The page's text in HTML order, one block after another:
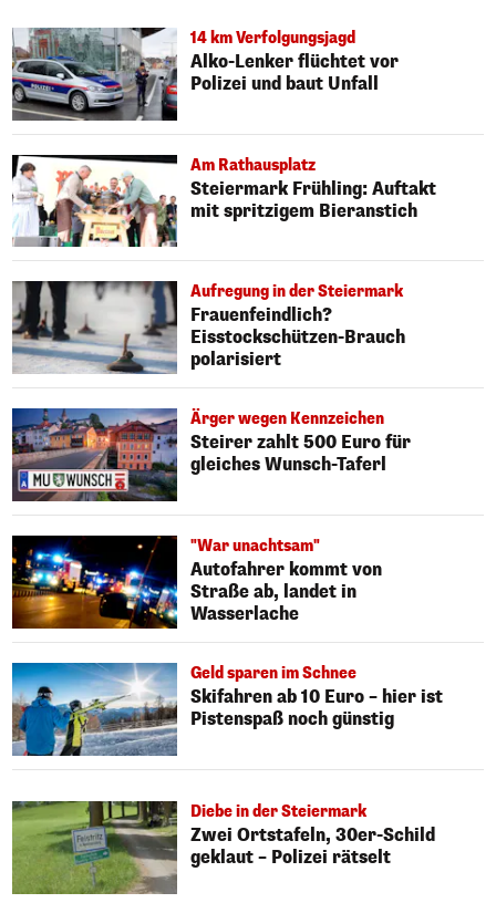
14 km Verfolgungsjagd
Alko-Lenker flüchtet vor
Polizei und baut Unfall
Am Rathausplatz
Steiermark Frühling: Auftakt
mit spritzigem Bieranstich
Aufregung in der Steiermark
Frauenfeindlich?
Eisstockschützen-Brauch
polarisiert
Ärger wegen Kennzeichen
Steirer zahlt 500 Euro für
gleiches Wunsch-Taferl
"War unachtsam"
Autofahrer kommt von
Straße ab, landet in
Wasserlache
Geld sparen im Schnee
Skifahren ab 10 Euro – hier ist
Pistenspaß noch günstig
Diebe in der Steiermark
Zwei Ortstafeln, 30er-Schild
geklaut – Polizei rätselt